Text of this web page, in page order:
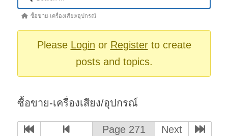
Navigation
Forumซื้อขาย-เครื่องเสียง/อุปกรณ์
Please Login or Registerto create
posts and topics.
ซื้อขาย-เครื่องเสียง/อุปกรณ์
Page 271
Next